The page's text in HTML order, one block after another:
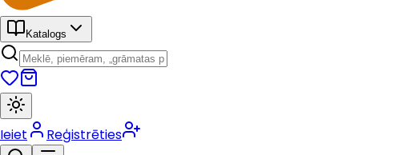
Katalogs
Ieiet Reģistrēties